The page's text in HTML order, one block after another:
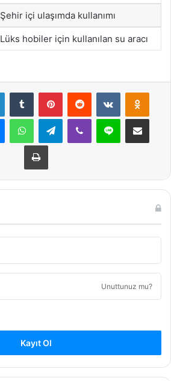
Şehir içi ulaşımda kullanımı
Lüks hobiler için kullanılan su aracı
LinkedInTumblr PinterestReddit VKontakte
MessengerWhatsAppTelegramViber Line E-Posta ile
Yazdır
Unuttunuz mu?
Kayıt Ol